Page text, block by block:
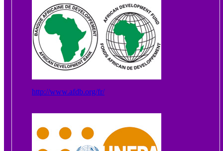
http://www.afdb.org/fr/